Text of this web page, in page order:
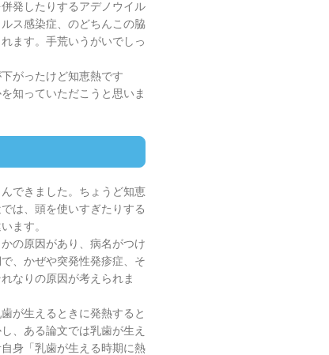
発したりするアデノウイル
ス感染症、のどちんこの脇
ます。手荒いうがいでしっ
がったけど知恵熱です
知っていただこうと思いま
できました。ちょうど知恵
は、頭を使いすぎたりする
ます。
の原因があり、病名がつけ
、かぜや突発性発疹症、そ
なりの原因が考えられま
が生えるときに発熱すると
、ある論文では乳歯が生え
身「乳歯が生える時期に熱